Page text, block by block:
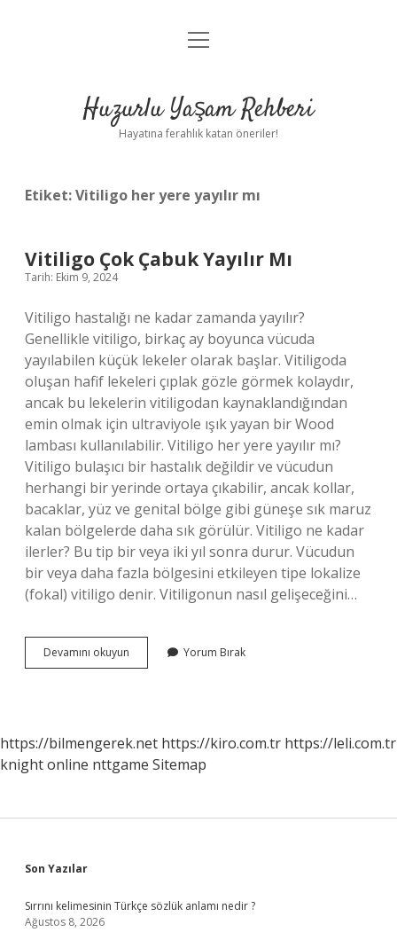
Anasayfa
Yasal Uyarı
menüyü
Huzurlu Yaşam Rehberi
Hayatına ferahlık katan öneriler!
Etiket:Vitiligo her yere yayılır mı
Vitiligo Çok Çabuk Yayılır Mı
Tarih: Ekim 9, 2024
Vitiligo hastalığı ne kadar zamanda yayılır?
Genellikle vitiligo, birkaç ay boyunca vücuda
yayılabilen küçük lekeler olarak başlar. Vitiligoda
oluşan hafif lekeleri çıplak gözle görmek kolaydır,
ancak bu lekelerin vitiligodan kaynaklandığından
emin olmak için ultraviyole ışık yayan bir Wood
lambası kullanılabilir. Vitiligo her yere yayılır mı?
Vitiligo bulaşıcı bir hastalık değildir ve vücudun
herhangi bir yerinde ortaya çıkabilir, ancak kollar,
bacaklar, yüz ve genital bölge gibi güneşe sık maruz
kalan bölgelerde daha sık görülür. Vitiligo ne kadar
ilerler? Bu tip bir veya iki yıl sonra durur. Vücudun
bir veya daha fazla bölgesini etkileyen tipe lokalize
(fokal) vitiligo denir. Vitiligonun nasıl gelişeceğini…
Devamını okuyun
Çok
Yorum Bırak
https://bilmengerek.net https://kiro.com.tr https://leli.com.tr
knight online nttgame Sitemap
Sidebar
Son Yazılar
Sırrını kelimesinin Türkçe sözlük anlamı nedir ?
Ağustos 8, 2026